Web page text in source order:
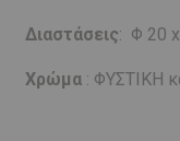
Διαστάσεις: Φ 20 x
Χρώμα : ΦΥΣΤΙΚΗ